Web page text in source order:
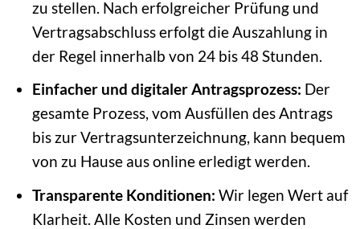
zu stellen. Nach erfolgreicher Prüfung und
Vertragsabschluss erfolgt die Auszahlung in
der Regel innerhalb von 24 bis 48 Stunden.
Einfacher und digitaler Antragsprozess: Der
gesamte Prozess, vom Ausfüllen des Antrags
bis zur Vertragsunterzeichnung, kann bequem
von zu Hause aus online erledigt werden.
Transparente Konditionen: Wir legen Wert auf
Klarheit. Alle Kosten und Zinsen werden